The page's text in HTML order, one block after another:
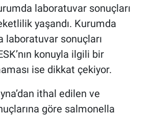
laboratuvar sonuçları
yaşandı. Kurumda
laboratuvar sonuçları
konuyla ilgili bir
ise dikkat çekiyor.
ithal edilen ve
göre salmonella